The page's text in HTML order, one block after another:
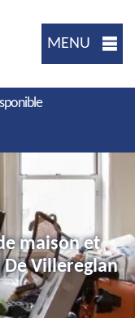
MENU
maison et
Villereglan